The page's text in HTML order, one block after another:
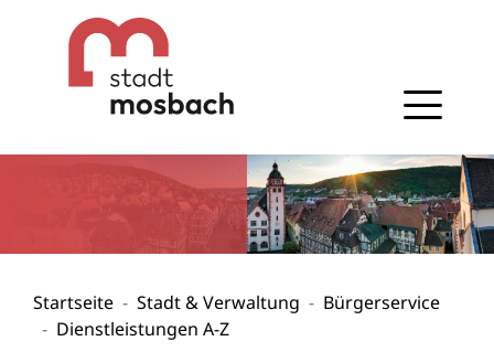
Gehe zum Navigationsbereich
Gehe zum Inhalt
Startseite Stadt & Verwaltung
Bürgerservice
Dienstleistungen A-Z